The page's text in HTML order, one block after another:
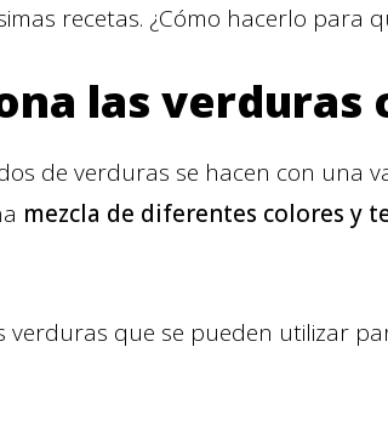
recetas. ¿Cómo hacerlo para
las verduras
de verduras se hacen con una
mezcla de diferentes colores y
verduras que se pueden utilizar